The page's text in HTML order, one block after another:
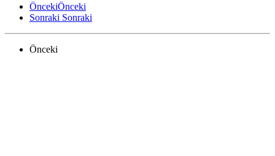
ÖncekiÖnceki
Sonraki Sonraki
Önceki